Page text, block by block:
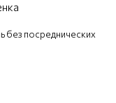
без посреднических